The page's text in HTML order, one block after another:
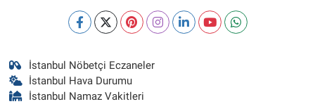
İstanbul Nöbetçi Eczaneler
İstanbul Hava Durumu
İstanbul Namaz Vakitleri